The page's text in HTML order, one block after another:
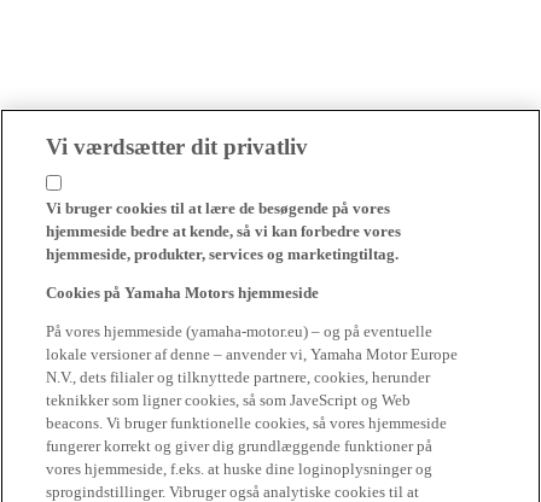
Vi værdsætter dit privatliv
Vi bruger cookies til at lære de besøgende på vores
hjemmeside bedre at kende, så vi kan forbedre vores
hjemmeside, produkter, services og marketingtiltag.
Cookies på Yamaha Motors hjemmeside
På vores hjemmeside (yamaha-motor.eu) – og på eventuelle
lokale versioner af denne – anvender vi, Yamaha Motor Europe
N.V., dets filialer og tilknyttede partnere, cookies, herunder
teknikker som ligner cookies, så som JaveScript og Web
beacons. Vi bruger funktionelle cookies, så vores hjemmeside
fungerer korrekt og giver dig grundlæggende funktioner på
vores hjemmeside, f.eks. at huske dine loginoplysninger og
sprogindstillinger. Vibruger også analytiske cookies til at